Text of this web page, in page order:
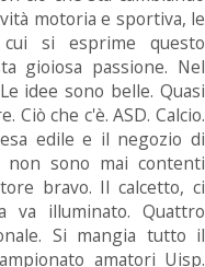
motoria e sportiva, le
si esprime questo
gioiosa passione. Nel
idee sono belle. Quasi
Ciò che c'è. ASD. Calcio.
edile e il negozio di
non sono mai contenti
bravo. Il calcetto, ci
illuminato. Quattro
Si mangia tutto il
amatori Uisp.